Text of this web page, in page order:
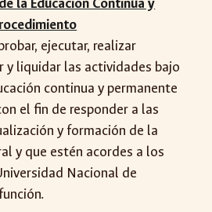
ejecutar, realizar
y liquidar las actividades bajo
continua y permanente
el fin de responder a las
y formación de la
y que estén acordes a los
Nacional de